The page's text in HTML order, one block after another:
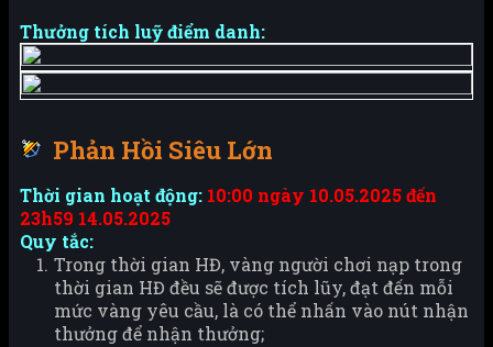
Thưởng tích luỹ điểm danh:
Phản Hồi Siêu Lớn
Thời gian hoạt động: 10:00 ngày 10.05.2025 đến
23h59 14.05.2025
Quy tắc:
Trong thời gian HĐ, vàng người chơi nạp trong
thời gian HĐ đều sẽ được tích lũy, đạt đến mỗi
mức vàng yêu cầu, là có thể nhấn vào nút nhận
thưởng để nhận thưởng;